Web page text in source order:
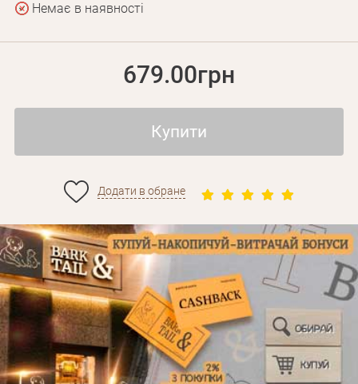
Немає в наявності
679.00грн
Купити
Додати в обране
Забули пароль?